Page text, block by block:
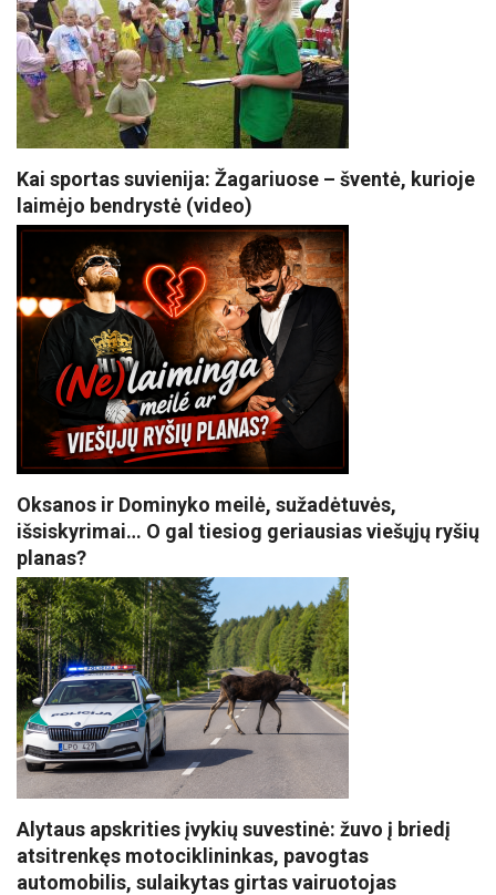
Kai sportas suvienija: Žagariuose – šventė, kurioje
laimėjo bendrystė (video)
Oksanos ir Dominyko meilė, sužadėtuvės,
išsiskyrimai… O gal tiesiog geriausias viešųjų ryšių
planas?
Alytaus apskrities įvykių suvestinė: žuvo į briedį
atsitrenkęs motociklininkas, pavogtas
automobilis, sulaikytas girtas vairuotojas